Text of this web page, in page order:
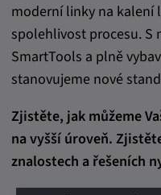
moderní linky na kalení
spolehlivost procesu.
SmartTools a plně
stanovujeme nové
Zjistěte, jak můžeme
na vyšší úroveň.
znalostech a řešeních